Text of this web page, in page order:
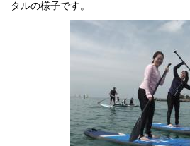
タルの様子です。